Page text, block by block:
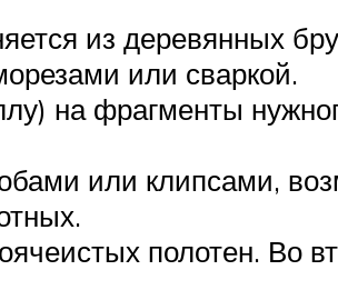
из деревянных
или сваркой.
на фрагменты
или клипсами,
полотен. Во